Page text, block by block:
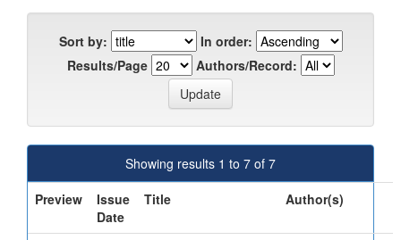
Sort by:
In order:
Results/Page
Authors/Record:
Showing results 1 to 7 of 7
Preview
Issue
Date
Title Author(s)